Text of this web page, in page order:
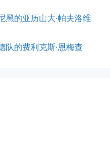
黑的亚历山大·帕夫洛维
队的费利克斯·恩梅查